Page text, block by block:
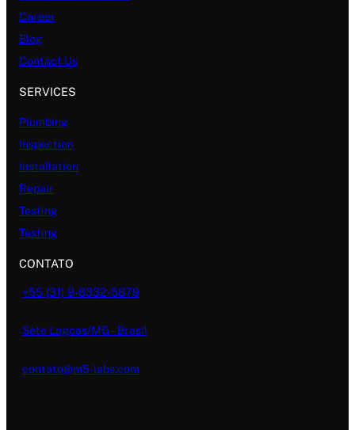
Career
Blog
Contact Us
SERVICES
Plumbing
Inspection
Installation
Repair
Testing
Testing
CONTATO
+55 (31) 9-8332-5879
Sete Lagoas/MG – Brasil
contato@m5-labs.com